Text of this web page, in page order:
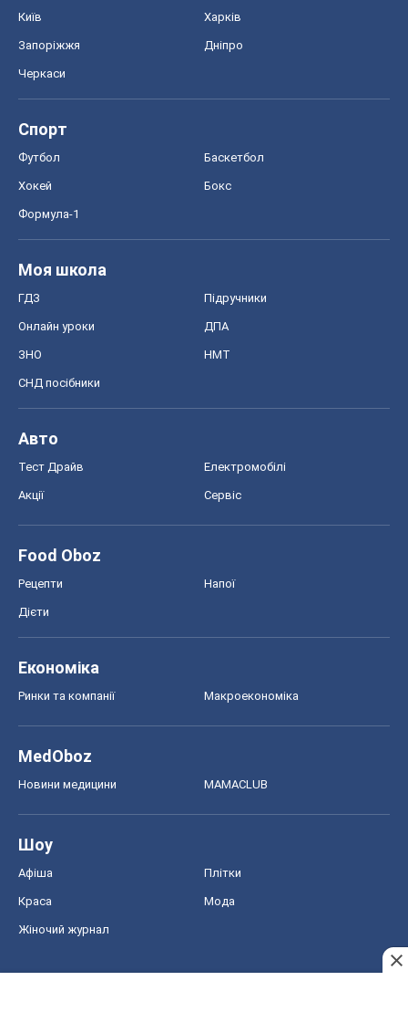
Київ Харків
Запоріжжя Дніпро
Черкаси
Спорт
Футбол Баскетбол
Хокей Бокс
Формула-1
Моя школа
ГДЗ Підручники
Онлайн уроки ДПА
ЗНО НМТ
СНД посібники
Авто
Тест Драйв Електромобілі
Акції Сервіс
Food Oboz
Рецепти Напої
Дієти
Економіка
Ринки та компанії Макроекономіка
MedOboz
Новини медицини MAMACLUB
Шоу
Афіша Плітки
Краса Мода
Жіночий журнал